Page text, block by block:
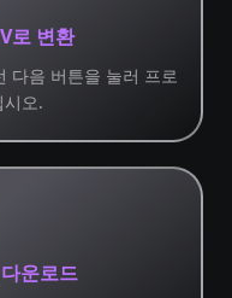
로 변환
다음 버튼을 눌러 프로
오.
운로드